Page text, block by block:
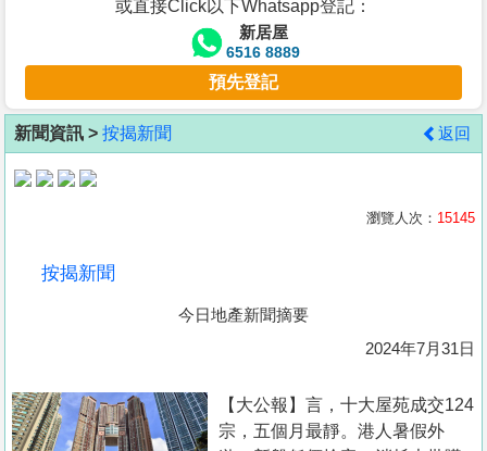
客
地
產
置
或直接Click以下Whatsapp登記：
新居屋
6516 8889
預先登記
新聞資訊 > 按揭新聞 返回
瀏覽人次： 15145
按揭新聞
今日地產新聞摘要
2024年7月31日
【大公報】言，十大屋苑成交124
宗，五個月最靜。港人暑假外